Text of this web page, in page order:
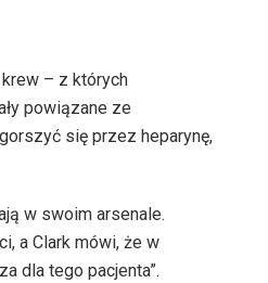
– z których
powiązane ze
się przez heparynę,
w swoim arsenale.
a Clark mówi, że w
dla tego pacjenta”.